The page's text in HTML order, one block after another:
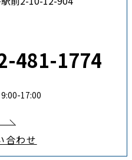
481-1774
17:00
合わせ